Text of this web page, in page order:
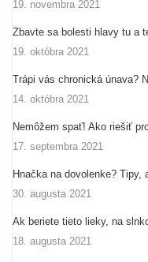
19. novembra 2021
Zbavte sa bolesti hlavy tu a
19. októbra 2021
Trápi vás chronická únava?
14. októbra 2021
Nemôžem spať! Ako riešiť
17. septembra 2021
Hnačka na dovolenke?
30. augusta 2021
Ak beriete tieto lieky, na
18. augusta 2021